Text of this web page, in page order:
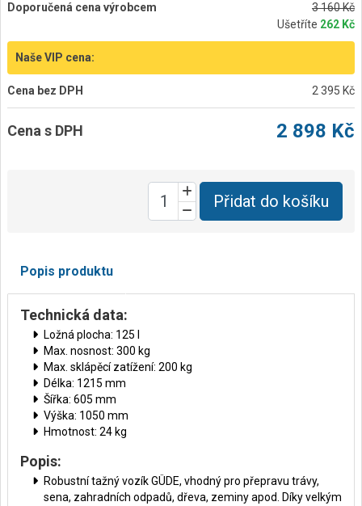
Doporučená cena výrobcem
3 160 Kč
Ušetříte 262 Kč
Naše VIP cena:
Cena bez DPH 2 395 Kč
Cena s DPH 2 898 Kč
Přidat do košíku
Popis produktu
Technická data:
Ložná plocha: 125 l
Max. nosnost: 300 kg
Max. sklápěcí zatížení: 200 kg
Délka: 1215 mm
Šířka: 605 mm
Výška: 1050 mm
Hmotnost: 24 kg
Popis:
Robustní tažný vozík GÜDE, vhodný pro přepravu trávy,
sena, zahradních odpadů, dřeva, zeminy apod. Díky velkým